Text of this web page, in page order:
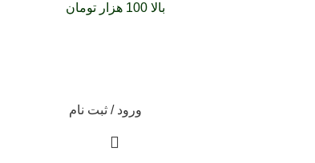
بالا 100 هزار تومان
ورود / ثبت نام